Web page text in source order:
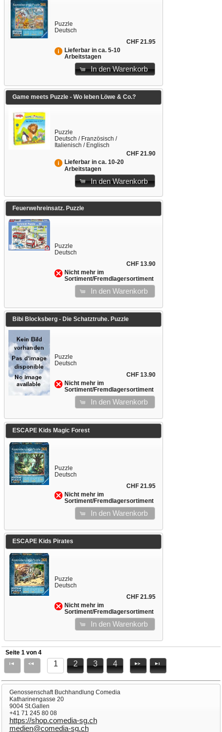
Puzzle
Deutsch
CHF 21.95
Lieferbar in ca. 5-10
Arbeitstagen
In den Warenkorb
Game meets Puzzle - Wo leben Löwe & Co.?
Puzzle
Deutsch / Französisch /
Italienisch / Englisch
CHF 21.90
Lieferbar in ca. 10-20
Arbeitstagen
In den Warenkorb
Feuerwehreinsatz. Puzzle
Puzzle
Deutsch
CHF 13.90
Nicht mehr im
Sortiment/Fremdlagersortiment
In den Warenkorb
Bibi Blocksberg - Die Schatztruhe. Puzzle
Puzzle
Deutsch
CHF 13.90
Nicht mehr im
Sortiment/Fremdlagersortiment
In den Warenkorb
ESCAPE Kids Magic Forest
Puzzle
Deutsch
CHF 21.95
Nicht mehr im
Sortiment/Fremdlagersortiment
In den Warenkorb
ESCAPE Kids Pirates
Puzzle
Deutsch
CHF 21.95
Nicht mehr im
Sortiment/Fremdlagersortiment
In den Warenkorb
Seite 1 von 4
1 2 3 4
Genossenschaft Buchhandlung Comedia
Katharinengasse 20
9004 St.Gallen
+41 71 245 80 08
https://shop.comedia-sg.ch
medien@comedia-sg.ch